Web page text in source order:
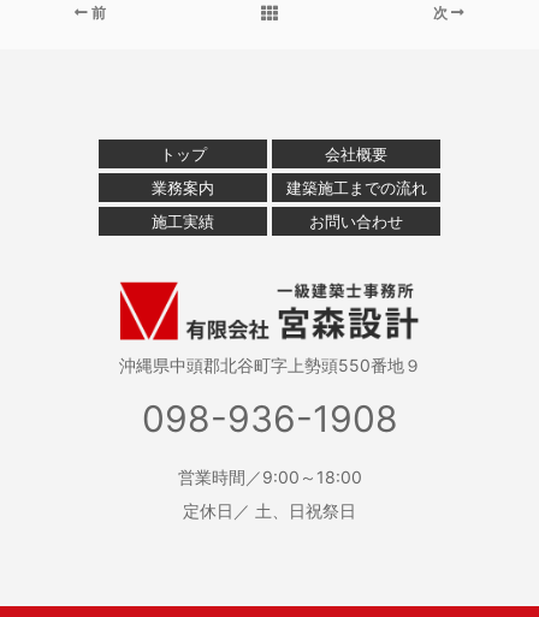
前 次
トップ
会社概要
業務案内
建築施工までの流れ
施工実績
お問い合わせ
沖縄県中頭郡北谷町字上勢頭550番地９
098-936-1908
営業時間／9:00～18:00
定休日／ 土、日祝祭日